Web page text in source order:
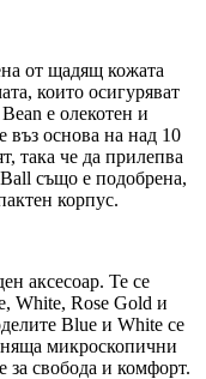
от щадящ кожата
които осигуряват
е олекотен и
основа на над 10
така че да прилепва
също е подобрена,
корпус.
аксесоар. Те се
White, Rose Gold и
Blue и White се
микроскопични
свобода и комфорт.